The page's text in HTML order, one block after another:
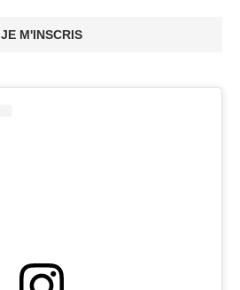
JE M'INSCRIS